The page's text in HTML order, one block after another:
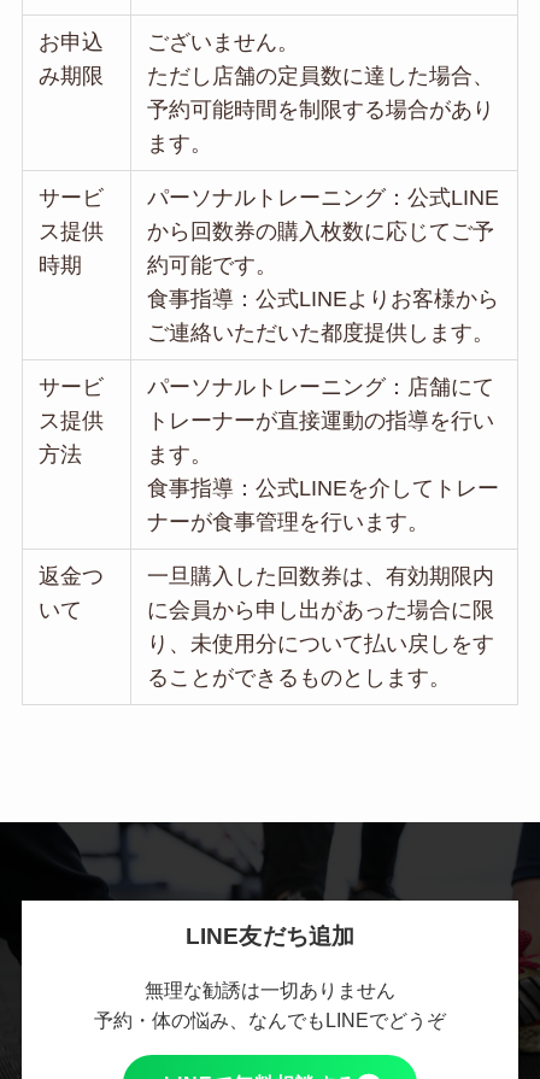
お申込
み期限
ございません。
ただし店舗の定員数に達した場合、
予約可能時間を制限する場合があり
ます。
サービ
ス提供
時期
パーソナルトレーニング：公式LINE
から回数券の購入枚数に応じてご予
約可能です。
食事指導：公式LINEよりお客様から
ご連絡いただいた都度提供します。
サービ
ス提供
方法
パーソナルトレーニング：店舗にて
トレーナーが直接運動の指導を行い
ます。
食事指導：公式LINEを介してトレー
ナーが食事管理を行います。
返金つ
いて
一旦購入した回数券は、有効期限内
に会員から申し出があった場合に限
り、未使用分について払い戻しをす
ることができるものとします。
LINE友だち追加
無理な勧誘は一切ありません
予約・体の悩み、なんでもLINEでどうぞ